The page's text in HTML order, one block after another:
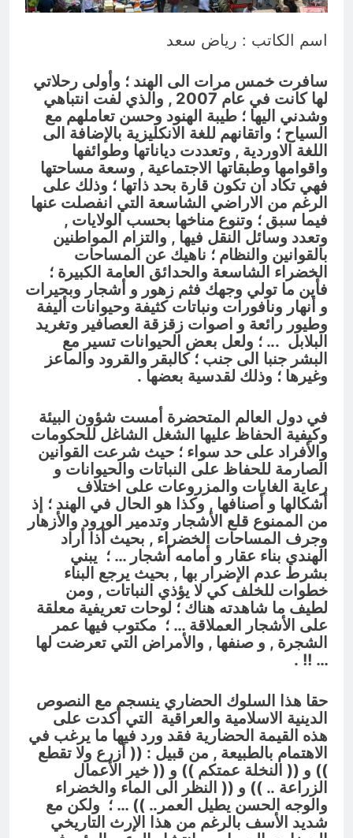
الظلم والظلام والمادة المظلمة
اسم الكاتب : رياض سعد
سافرت خمس مرات الى الهند ؛ وأولى رحلاتي
لها كانت في عام 2007 , والذي لفت انتباهي
وشدني اليها ؛ طيبة الهنود وحسن تعاملهم مع
السياح ؛ واتقانهم للغة الانكليزية بالإضافة الى
اللغة الاوردية , وتعددت دياناتها وطوائفها
واقوامها وطبقاتها الاجتماعية , وسعة مساحتها
فهي تكاد ان تكون قارة بحد ذاتها ؛ وذلك على
الرغم من الاراضي الشاسعة التي انفصلت عنها
فيما سبق ؛ وتنوع مناخها بحسب الولايات ,
وتعدد وسائل النقل فيها , والتزام المواطنين
بالقوانين والنظام ؛ ناهيك عن المساحات
الخضراء الشاسعة والحدائق العامة الكبيرة ؛
فأين ما تولي وجهك فثم زهور و أشجار وبحيرات
و أنهار ونافورات ونباتات كثيفة وحيوانات أليفة
وطيور رائعة و اصوات زقزقة العصافير وتغريد
البلابل ... ؛ ولعل بعض الحيوانات تسير مع
البشر جنبا الى جنب ؛ كالبقر والقرود والماعز
وغيرها ؛ وذلك لقدسية بعضها .
في دول العالم المتحضرة أمست شؤون البيئة
وكيفية الحفاظ عليها الشغل الشاغل للحكومات
والأفراد على حد سواء ؛ حيث شرعت القوانين
الصارمة للحفاظ على النباتات والحيوانات و
رعاية الغابات والمزروعات على اختلاف
أشكالها و أصنافها , وكذا هو الحال في الهند ؛ إذ
من الممنوع قلع الأشجار وتدمير الورود والأزهار
وجرف المساحات الخضراء , بحيث أذا أراد
الهندي بناء عقار و أمامه أشجار … ؛ يبني
بشرط عدم الإضرار بها , بحيث يرجع البناء
خطوات للخلف كي لا يؤذي النباتات , ومن
لطيف ما شاهدته هناك ؛ لوحات تعريفية معلقة
على الأشجار العملاقة … ؛ مكتوب فيها عمر
الشجرة , و صنفها , والأمراض التي تعرضت لها
… !!
.
حقا هذا السلوك الحضاري ينسجم مع النصوص
الدينية الاسلامية والعراقية التي أكدت على
هذه القيمة الحضارية فقد ورد فيها ما يرغب في
الاهتمام بالطبيعة , من قبيل : (( أزرع ولا تقطع
)) و (( النخلة عمتكم )) و (( خير الأعمال
الزراعة .. )) و (( النظر الى الماء والخضراء
والوجه الحسن يطيل العمر.. )) … ؛ ولكن مع
شديد الأسف بالرغم من هذا الإرث التاريخي